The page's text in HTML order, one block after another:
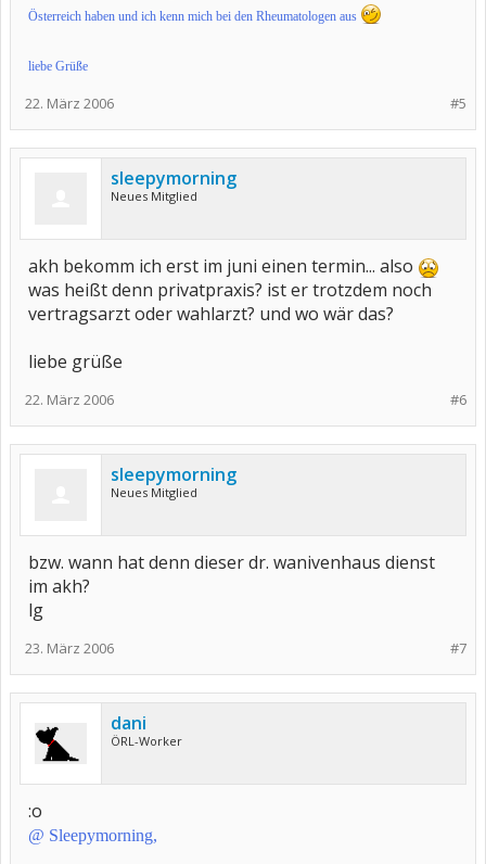
Österreich haben und ich kenn mich bei den Rheumatologen aus
liebe Grüße
#5
22. März 2006
sleepymorning
Neues Mitglied
akh bekomm ich erst im juni einen termin... also
was heißt denn privatpraxis? ist er trotzdem noch
vertragsarzt oder wahlarzt? und wo wär das?
liebe grüße
#6
22. März 2006
sleepymorning
Neues Mitglied
bzw. wann hat denn dieser dr. wanivenhaus dienst
im akh?
lg
#7
23. März 2006
dani
ÖRL-Worker
:o
@ Sleepymorning,